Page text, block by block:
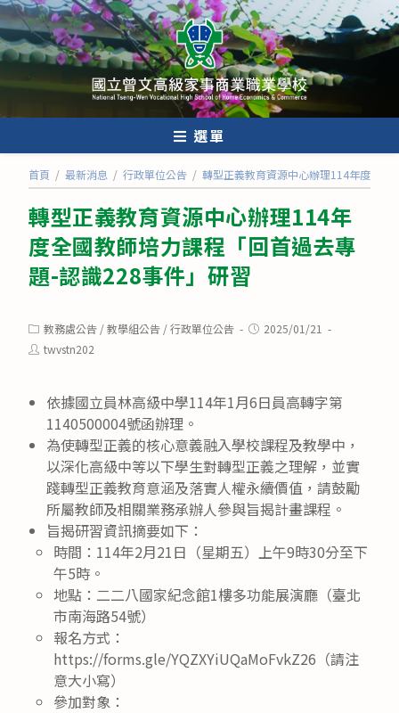
跳
轉
至
內
選單
首頁 / 最新消息 / 行政單位公告 / 轉型正義教育資源中心辦理114年度全國
轉型正義教育資源中心辦理114年
度全國教師培力課程「回首過去專
題-認識228事件」研習
Post
category:
教務處公告 /教學組公告 /行政單位公告
Post2025/01/21
Posttwvstn202
依據國立員林高級中學114年1月6日員高轉字第
1140500004號函辦理。
為使轉型正義的核心意義融入學校課程及教學中，
以深化高級中等以下學生對轉型正義之理解，並實
踐轉型正義教育意涵及落實人權永續價值，請鼓勵
所屬教師及相關業務承辦人參與旨揭計畫課程。
旨揭研習資訊摘要如下：
時間：114年2月21日（星期五）上午9時30分至下
午5時。
地點：二二八國家紀念館1樓多功能展演廳（臺北
市南海路54號）
報名方式：
https://forms.gle/YQZXYiUQaMoFvkZ26（請注
意大小寫）
參加對象：